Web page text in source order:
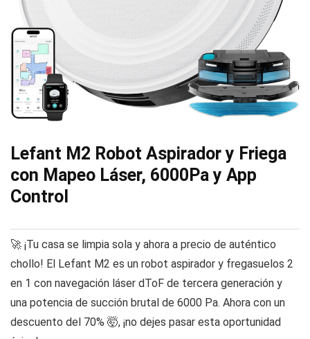
Lefant M2 Robot Aspirador y Friega
con Mapeo Láser, 6000Pa y App
Control
🚀 ¡Tu casa se limpia sola y ahora a precio de auténtico
chollo! El Lefant M2 es un robot aspirador y fregasuelos 2
en 1 con navegación láser dToF de tercera generación y
una potencia de succión brutal de 6000 Pa. Ahora con un
descuento del 70% 🤯, ¡no dejes pasar esta oportunidad